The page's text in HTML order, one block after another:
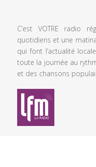
C’est VOTRE radio
quotidiens et une
qui font l’actualité
toute la journée au
et des chansons